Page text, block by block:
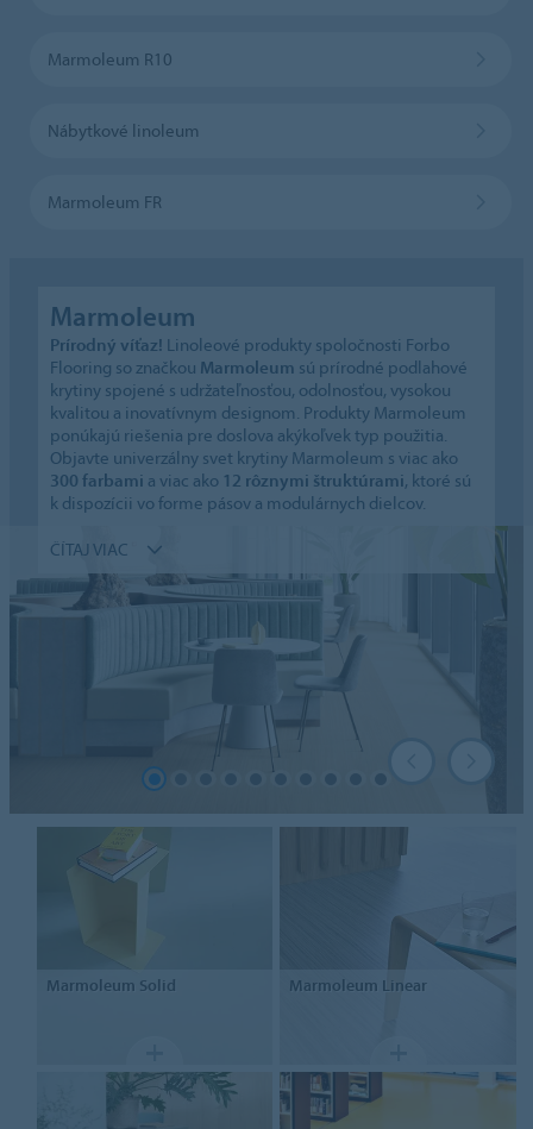
Marmoleum R10
Nábytkové linoleum
Marmoleum FR
Marmoleum
Prírodný víťaz! Linoleové produkty spoločnosti Forbo
Flooring so značkou Marmoleum sú prírodné podlahové
krytiny spojené s udržateľnosťou, odolnosťou, vysokou
kvalitou a inovatívnym designom. Produkty Marmoleum
ponúkajú riešenia pre doslova akýkoľvek typ použitia.
Objavte univerzálny svet krytiny Marmoleum s viac ako
300 farbami a viac ako 12 rôznymi štruktúrami, ktoré sú
k dispozícii vo forme pásov a modulárnych dielcov.
ČÍTAJ VIAC
Marmoleum Solid Marmoleum Linear